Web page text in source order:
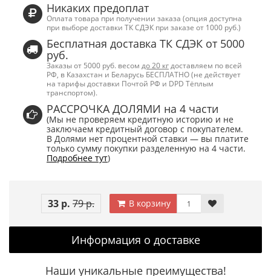
Никаких предоплат
Оплата товара при получении заказа (опция доступна
при выборе доставки ТК СДЭК при заказе от 1000 руб.)
Бесплатная доставка ТК СДЭК от 5000
руб.
Заказы от 5000 руб. весом до 20 кг доставляем по всей
РФ, в Казахстан и Беларусь БЕСПЛАТНО (не действует
на тарифы доставки Почтой РФ и DPD Тёплым
транспортом).
РАССРОЧКА ДОЛЯМИ на 4 части
(Мы не проверяем кредитную историю и не
заключаем кредитный договор с покупателем.
В Долями нет процентной ставки — вы платите
только сумму покупки разделенную на 4 части.
Подробнее тут)
33 р. 79 р. В корзину
Информация о доставке
Наши уникальные преимущества!